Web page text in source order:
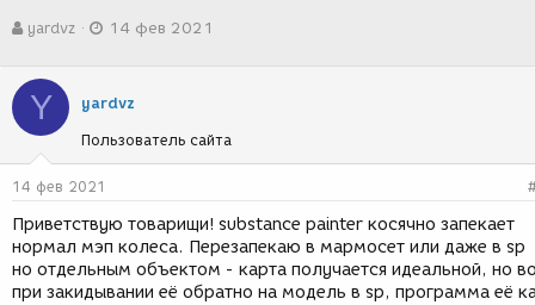
в
о
р
е
м
ы
yardvz
а
с
з
д
и
я
14 фев 2021
Y yardvz
Пользователь сайта
14 фев 2021
Приветствую товарищи! substance painter косячно запекает
нормал мэп колеса. Перезапекаю в мармосет или даже в sp
но отдельным объектом - карта получается идеальной, но
при закидывании её обратно на модель в sp, программа её